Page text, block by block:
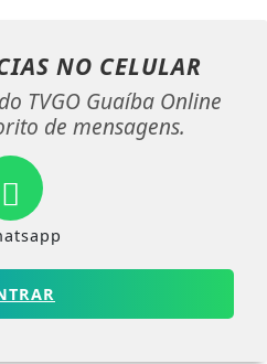
NO CELULAR
TVGO Guaíba Online
de mensagens.